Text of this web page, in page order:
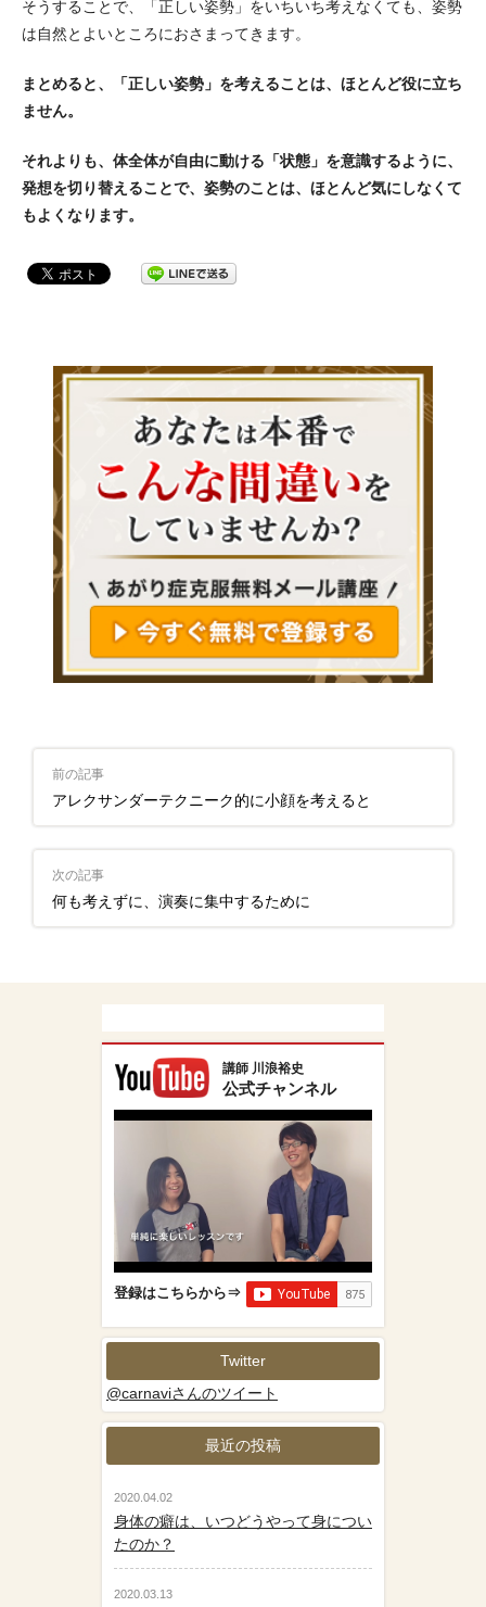
そうすることで、「正しい姿勢」をいちいち考えなくても、姿勢
は自然とよいところにおさまってきます。
まとめると、「正しい姿勢」を考えることは、ほとんど役に立ち
ません。
それよりも、体全体が自由に動ける「状態」を意識するように、
発想を切り替えることで、姿勢のことは、ほとんど気にしなくて
もよくなります。
前の記事
アレクサンダーテクニーク的に小顔を考えると
次の記事
何も考えずに、演奏に集中するために
講師 川浪裕史
公式チャンネル
登録はこちらから⇒
Twitter
@carnaviさんのツイート
最近の投稿
2020.04.02
身体の癖は、いつどうやって身につい
たのか？
2020.03.13